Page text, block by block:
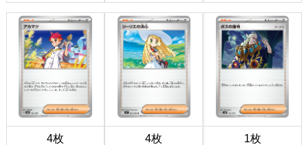
4枚 4枚 1枚